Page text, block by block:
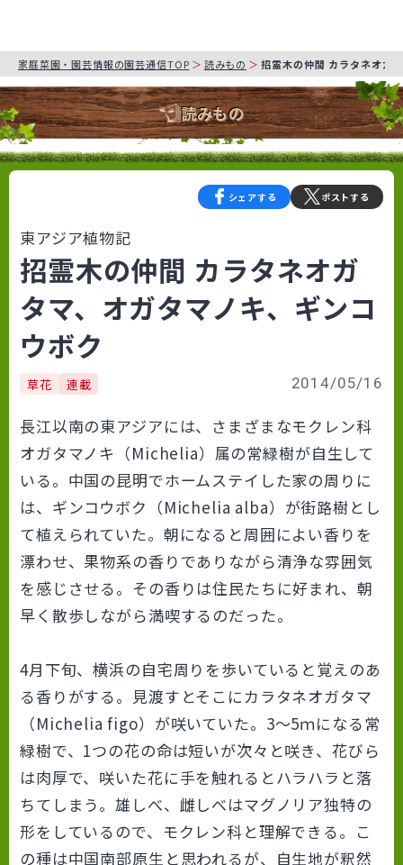
家庭菜園・園芸情報の園芸通信TOP 読みもの 招霊木の仲間 カラタネオガ
読みもの
シェアする ポストする
東アジア植物記
招霊木の仲間 カラタネオガ
タマ、オガタマノキ、ギンコ
ウボク
草花 連載 2014/05/16
長江以南の東アジアには、さまざまなモクレン科
オガタマノキ（Michelia）属の常緑樹が自生して
いる。中国の昆明でホームステイした家の周りに
は、ギンコウボク（Michelia alba）が街路樹とし
て植えられていた。朝になると周囲によい香りを
漂わせ、果物系の香りでありながら清浄な雰囲気
を感じさせる。その香りは住民たちに好まれ、朝
早く散歩しながら満喫するのだった。
4月下旬、横浜の自宅周りを歩いていると覚えのあ
る香りがする。見渡すとそこにカラタネオガタマ
（Michelia figo）が咲いていた。3～5ｍになる常
緑樹で、1つの花の命は短いが次々と咲き、花びら
は肉厚で、咲いた花に手を触れるとハラハラと落
ちてしまう。雄しべ、雌しべはマグノリア独特の
形をしているので、モクレン科と理解できる。こ
の種は中国南部原生と思われるが、自生地が釈然